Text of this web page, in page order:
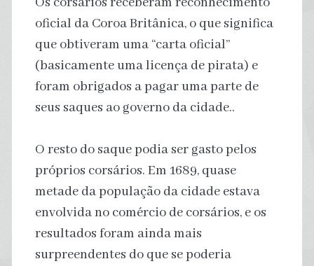
oficial da Coroa Britânica, o que significa
que obtiveram uma “carta oficial”
(basicamente uma licença de pirata) e
foram obrigados a pagar uma parte de
seus saques ao governo da cidade..
O resto do saque podia ser gasto pelos
próprios corsários. Em 1689, quase
metade da população da cidade estava
envolvida no comércio de corsários, e os
resultados foram ainda mais
surpreendentes do que se poderia